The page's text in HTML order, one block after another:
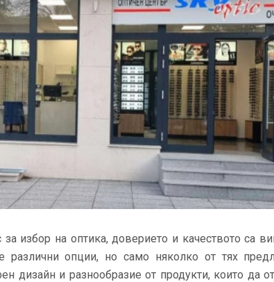
за избор на оптика, доверието и качеството са
различни опции, но само няколко от тях
дизайн и разнообразие от продукти, които да